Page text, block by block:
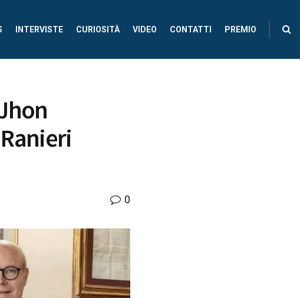
INTERVISTE CURIOSITÀ VIDEO CONTATTI PREMIO
0